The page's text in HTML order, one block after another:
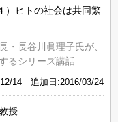
）ヒトの社会は共同繁
・長谷川眞理子氏が、
るシリーズ講話...
14 追加日:2016/03/24
授